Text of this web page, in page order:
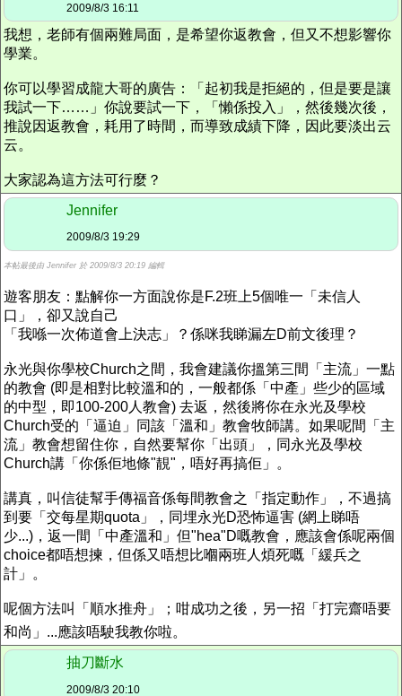
2009/8/3 16:11
我想，老師有個兩難局面，是希望你返教會，但又不想影響你
學業。
你可以學習成龍大哥的廣告：「起初我是拒絕的，但是要是讓
我試一下……」你說要試一下，「懶係投入」，然後幾次後，
推說因返教會，耗用了時間，而導致成績下降，因此要淡出云
云。
大家認為這方法可行麼？
Jennifer
2009/8/3 19:29
本帖最後由 Jennifer 於 2009/8/3 20:19 編輯
遊客朋友：點解你一方面說你是F.2班上5個唯一「未信人
口」，卻又說自己
「我喺一次佈道會上決志」？係咪我睇漏左D前文後理？
永光與你學校Church之間，我會建議你搵第三間「主流」一點
的教會 (即是相對比較溫和的，一般都係「中產」些少的區域
的中型，即100-200人教會) 去返，然後將你在永光及學校
Church受的「逼迫」同該「溫和」教會牧師講。如果呢間「主
流」教會想留住你，自然要幫你「出頭」，同永光及學校
Church講「你係佢地條"靚"，唔好再搞佢」。
講真，叫信徒幫手傳福音係每間教會之「指定動作」，不過搞
到要「交每星期quota」，同埋永光D恐怖逼害 (網上睇唔
少...)，返一間「中產溫和」但"hea"D嘅教會，應該會係呢兩個
choice都唔想揀，但係又唔想比嗰兩班人煩死嘅「緩兵之
計」。
呢個方法叫「順水推舟」；咁成功之後，另一招「打完齋唔要
和尚」...應該唔駛我教你啦。
抽刀斷水
2009/8/3 20:10